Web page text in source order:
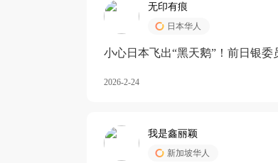
无印有痕
日本华人
小心日本飞出“黑天鹅”！前日银
2026-2-24
我是鑫丽颖
新加坡华人